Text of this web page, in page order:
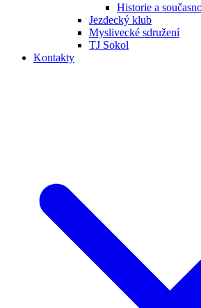
Historie a
Jezdecký klub
Myslivecké sdružení
TJ Sokol
Kontakty